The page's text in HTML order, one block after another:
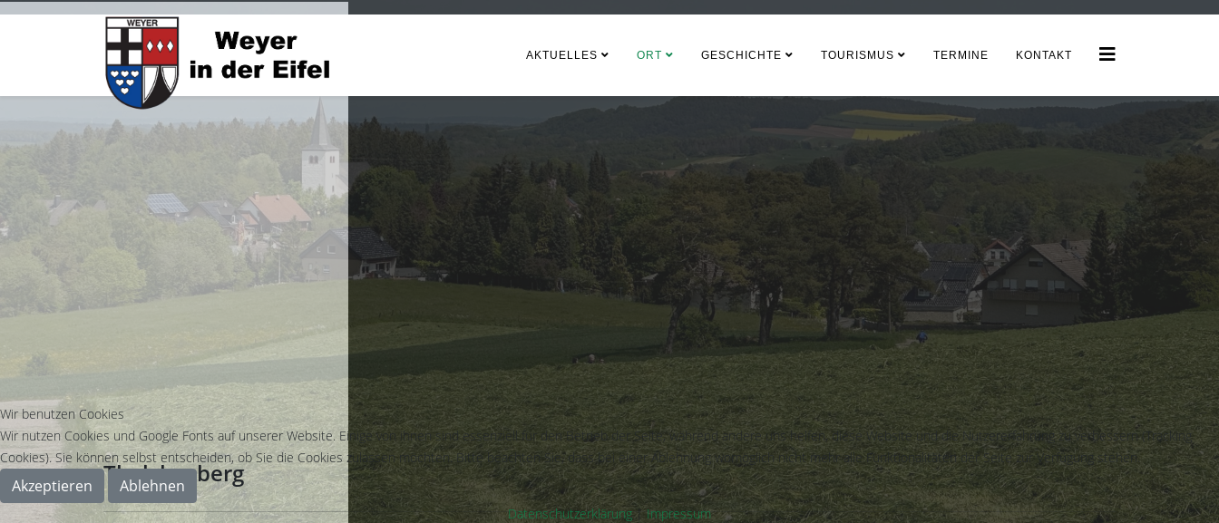
AKTUELLES ORT GESCHICHTE TOURISMUS TERMINE KONTAKT
Thelchesberg
Wir benutzen Cookies
Wir nutzen Cookies und Google Fonts auf unserer Website. Einige von ihnen sind essenziell für den Betrieb der Seite, während andere uns helfen, diese Website und die Nutzererfahrung zu verbessern (Tracking
Cookies). Sie können selbst entscheiden, ob Sie die Cookies zulassen möchten. Bitte beachten Sie, dass bei einer Ablehnung womöglich nicht mehr alle Funktionalitäten der Seite zur Verfügung stehen.
Akzeptieren Ablehnen
Datenschutzerklärung|Impressum